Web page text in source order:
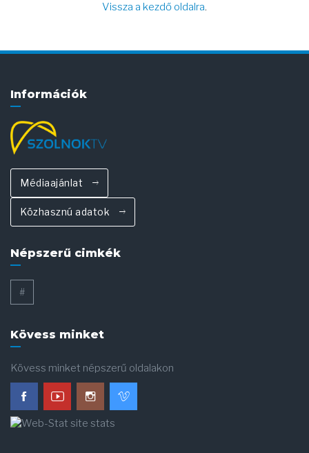
Vissza a kezdő oldalra.
Információk
Médiaajánlat
Közhasznú adatok
Népszerű cimkék
#
Kövess minket
Kövess minket népszerű oldalakon